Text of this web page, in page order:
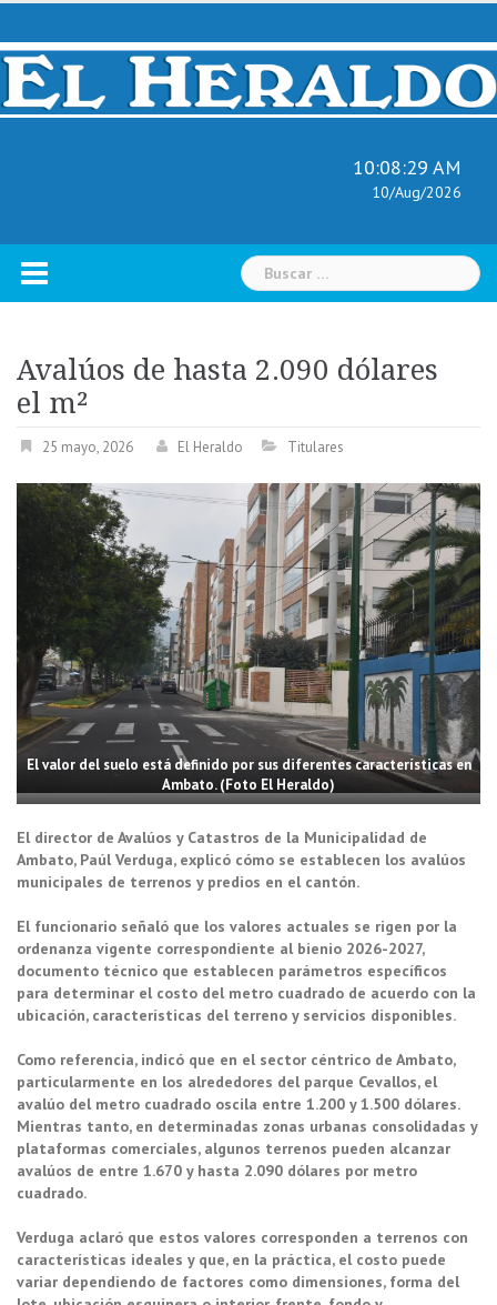
Skip
content
10:08:30 AM
10/Aug/2026
Buscar:
Avalúos de hasta 2.090 dólares
el m²
25 mayo, 2026 El Heraldo Titulares
El valor del suelo está definido por sus diferentes características en
Ambato. (Foto El Heraldo)
El director de Avalúos y Catastros de la Municipalidad de
Ambato, Paúl Verduga, explicó cómo se establecen los avalúos
municipales de terrenos y predios en el cantón.
El funcionario señaló que los valores actuales se rigen por la
ordenanza vigente correspondiente al bienio 2026-2027,
documento técnico que establecen parámetros específicos
para determinar el costo del metro cuadrado de acuerdo con la
ubicación, características del terreno y servicios disponibles.
Como referencia, indicó que en el sector céntrico de Ambato,
particularmente en los alrededores del parque Cevallos, el
avalúo del metro cuadrado oscila entre 1.200 y 1.500 dólares.
Mientras tanto, en determinadas zonas urbanas consolidadas y
plataformas comerciales, algunos terrenos pueden alcanzar
avalúos de entre 1.670 y hasta 2.090 dólares por metro
cuadrado.
Verduga aclaró que estos valores corresponden a terrenos con
características ideales y que, en la práctica, el costo puede
variar dependiendo de factores como dimensiones, forma del